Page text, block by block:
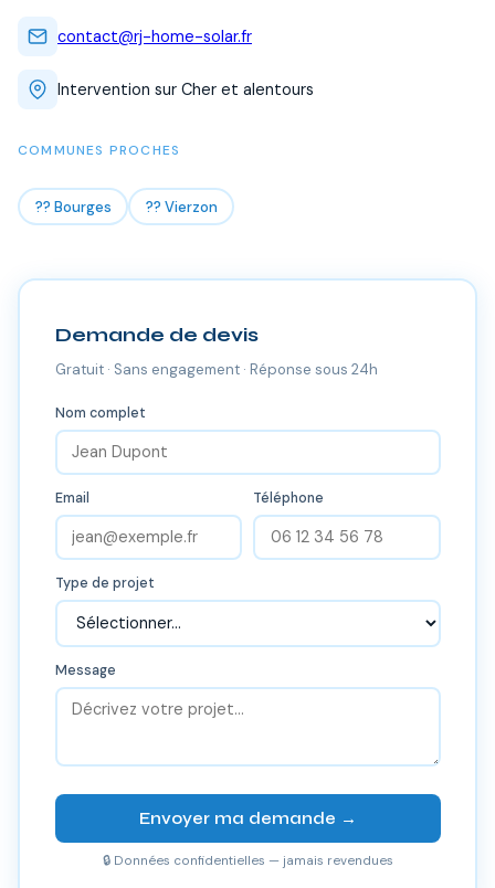
contact@rj-home-solar.fr
Intervention sur Cher et alentours
COMMUNES PROCHES
?? Bourges ?? Vierzon
Demande de devis
Gratuit · Sans engagement · Réponse sous 24h
Nom complet
Email Téléphone
Type de projet
Message
Envoyer ma demande →
🔒 Données confidentielles — jamais revendues